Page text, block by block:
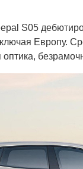
S05
Европу.
оптика,